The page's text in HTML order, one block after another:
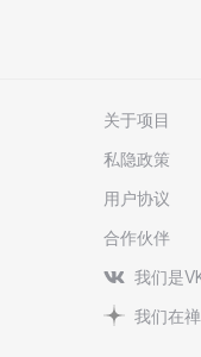
关于项目
私隐政策
用户协议
合作伙伴
我们是
我们在禅